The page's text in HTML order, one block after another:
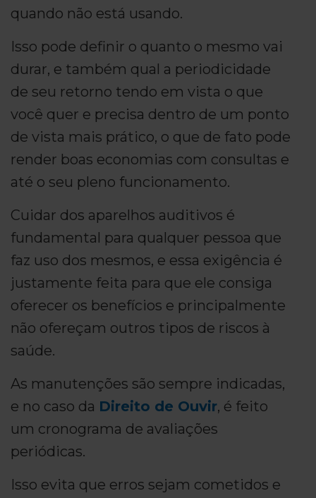
quando não está usando.
Isso pode definir o quanto o mesmo vai
durar, e também qual a periodicidade
de seu retorno tendo em vista o que
você quer e precisa dentro de um ponto
de vista mais prático, o que de fato pode
render boas economias com consultas e
até o seu pleno funcionamento.
Cuidar dos aparelhos auditivos é
fundamental para qualquer pessoa que
faz uso dos mesmos, e essa exigência é
justamente feita para que ele consiga
oferecer os benefícios e principalmente
não ofereçam outros tipos de riscos à
saúde.
As manutenções são sempre indicadas,
e no caso da Direito de Ouvir, é feito
um cronograma de avaliações
periódicas.
Isso evita que erros sejam cometidos e